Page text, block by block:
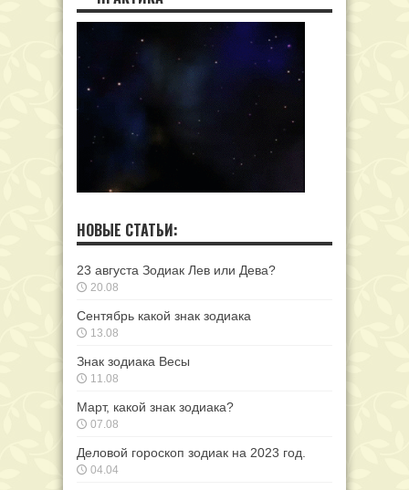
НОВЫЕ СТАТЬИ:
23 августа Зодиак Лев или Дева?
20.08
Сентябрь какой знак зодиака
13.08
Знак зодиака Весы
11.08
Март, какой знак зодиака?
07.08
Деловой гороскоп зодиак на 2023 год.
04.04